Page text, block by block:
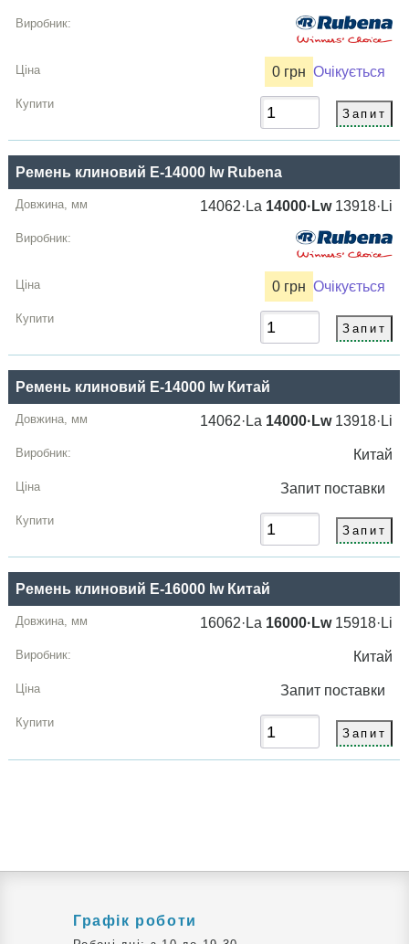
0 грн Очікується
Ремень клиновий E-14000 lw Rubena
14062·La 14000·Lw13918·Li
0 грн Очікується
Ремень клиновий E-14000 lw Китай
14062·La 14000·Lw13918·Li
Китай
Запит поставки
Ремень клиновий E-16000 lw Китай
16062·La 16000·Lw15918·Li
Китай
Запит поставки
Графік роботи